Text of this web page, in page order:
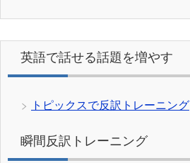
英語で話せる話題を増やす
トピックスで反訳トレーニング
瞬間反訳トレーニング